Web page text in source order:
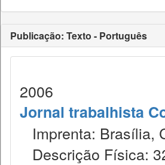
Publicação: Texto - Português
2006
Jornal trabalhista
Imprenta: Brasília,
Descrição Física: